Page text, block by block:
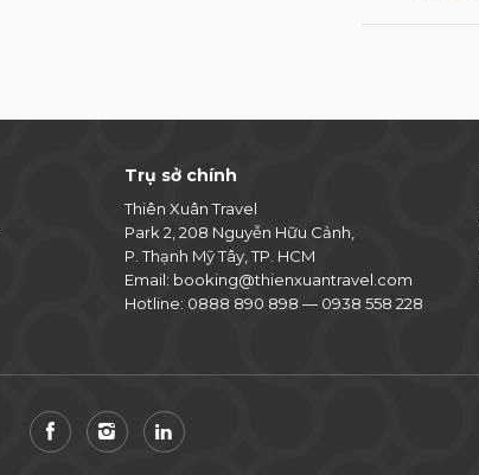
Trụ sở chính
Thiên Xuân Travel
Park 2, 208 Nguyễn Hữu Cảnh,
P. Thạnh Mỹ Tây, TP. HCM
Email: booking@thienxuantravel.com
Hotline: 0888 890 898 — 0938 558 228